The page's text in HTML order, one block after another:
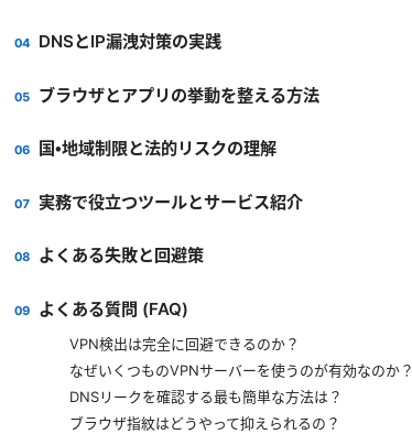
DNSとIP漏洩対策の実践
ブラウザとアプリの挙動を整える方法
国・地域制限と法的リスクの理解
実務で役立つツールとサービス紹介
よくある失敗と回避策
よくある質問 (FAQ)
VPN検出は完全に回避できるのか？
なぜいくつものVPNサーバーを使うのが有効なのか？
DNSリークを確認する最も簡単な方法は？
ブラウザ指紋はどうやって抑えられるの？